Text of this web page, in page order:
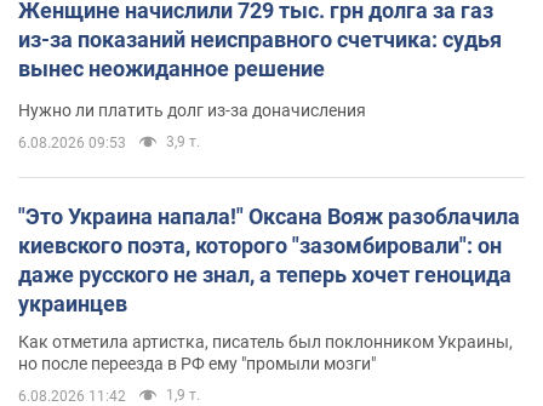
Женщине начислили 729 тыс. грн долга за газ
из-за показаний неисправного счетчика: судья
вынес неожиданное решение
Нужно ли платить долг из-за доначисления
6.08.2026 09:53 3,9 т.
"Это Украина напала!" Оксана Вояж разоблачила
киевского поэта, которого "зазомбировали": он
даже русского не знал, а теперь хочет геноцида
украинцев
Как отметила артистка, писатель был поклонником Украины,
но после переезда в РФ ему "промыли мозги"
6.08.2026 11:42 1,9 т.